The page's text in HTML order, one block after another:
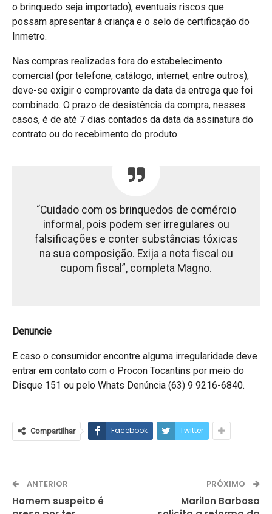
o brinquedo seja importado), eventuais riscos que
possam apresentar à criança e o selo de certificação do
Inmetro.
Nas compras realizadas fora do estabelecimento
comercial (por telefone, catálogo, internet, entre outros),
deve-se exigir o comprovante da data da entrega que foi
combinado. O prazo de desistência da compra, nesses
casos, é de até 7 dias contados da data da assinatura do
contrato ou do recebimento do produto.
“Cuidado com os brinquedos de comércio
informal, pois podem ser irregulares ou
falsificações e conter substâncias tóxicas
na sua composição. Exija a nota fiscal ou
cupom fiscal”, completa Magno.
Denuncie
E caso o consumidor encontre alguma irregularidade deve
entrar em contato com o Procon Tocantins por meio do
Disque 151 ou pelo Whats Denúncia (63) 9 9216-6840.
Compartilhar Facebook Twitter
ANTERIOR
Homem suspeito é
PRÓXIMO
Marilon Barbosa